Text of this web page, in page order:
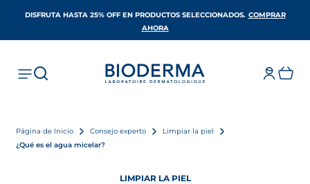
DISFRUTA HASTA 25% OFF EN PRODUCTOS SELECCIONADOS​. COMPRAR
AHORA
Página de Inicio Consejo experto
Limpiar la piel
¿Qué es el agua micelar?
LIMPIAR LA PIEL